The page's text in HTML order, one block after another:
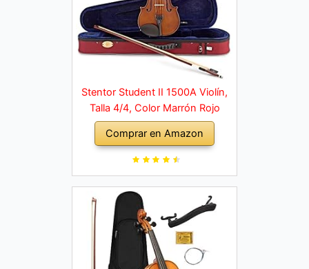
Stentor Student II 1500A Violín,
Talla 4/4, Color Marrón Rojo
Comprar en Amazon